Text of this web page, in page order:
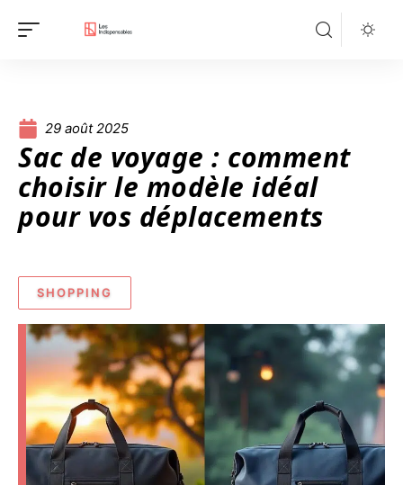
29 août 2025
Sac de voyage : comment
choisir le modèle idéal
pour vos déplacements
SHOPPING